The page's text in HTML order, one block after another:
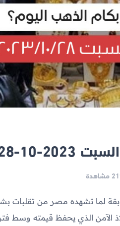
28 في مصر
مشاهدة
لما تشهده مصر من تقلبات
الآمن الذي يحفظ قيمته وسط